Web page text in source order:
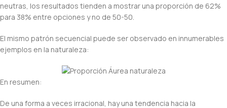
neutras, los resultados tienden a mostrar una proporción de 62%
para 38% entre opciones y no de 50-50.
El mismo patrón secuencial puede ser observado en innumerables
ejemplos en la naturaleza:
En resumen:
De una forma a veces irracional, hay una tendencia hacia la